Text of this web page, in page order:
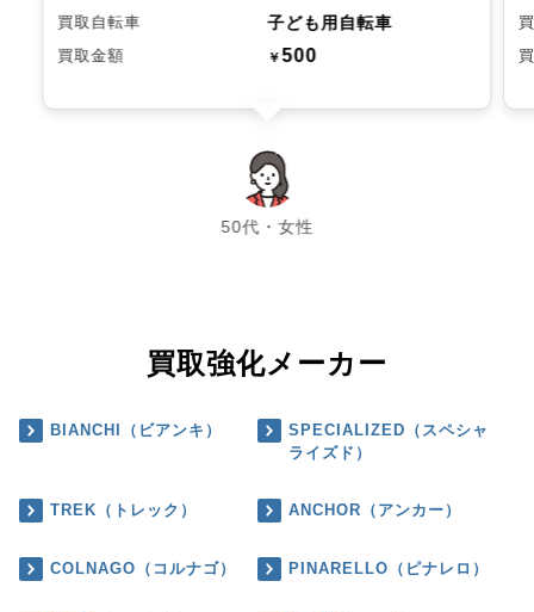
買取自転車 子ども用自転車
買取金額 ￥500
50代・女性
chevron_left chevron_right
買取強化メーカー
BIANCHI（ビアンキ）
SPECIALIZED（スペシャ
ライズド）
TREK（トレック） ANCHOR（アンカー）
COLNAGO（コルナゴ） PINARELLO（ピナレロ）